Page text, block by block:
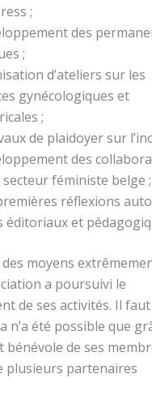
;
des
;
d’ateliers sur les
gynécologiques et
;
de plaidoyer sur
des
secteur féministe belge ;
réflexions
éditoriaux et
moyens
a poursuivi le
de ses activités. Il faut
n’a été possible que
bénévole de ses
plusieurs partenaires